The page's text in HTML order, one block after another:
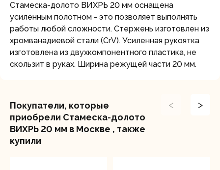
Стамеска-долото ВИХРЬ 20 мм оснащена
усиленным полотном - это позволяет выполнять
работы любой сложности. Стержень изготовлен из
хромванадиевой стали (CrV). Усиленная рукоятка
изготовлена из двухкомпонентного пластика, не
скользит в руках. Ширина режущей части 20 мм.
Покупатели, которые
приобрели Стамеска-долото
ВИХРЬ 20 мм в Москве , также
купили
< >